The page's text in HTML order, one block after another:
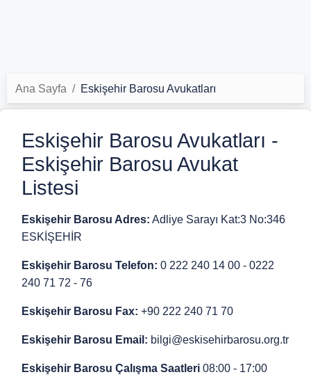
Ana Sayfa Eskişehir Barosu Avukatları
Eskişehir Barosu Avukatları -
Eskişehir Barosu Avukat
Listesi
Eskişehir Barosu Adres: Adliye Sarayı Kat:3 No:346
ESKİŞEHİR
Eskişehir Barosu Telefon: 0 222 240 14 00 - 0222
240 71 72 - 76
Eskişehir Barosu Fax: +90 222 240 71 70
Eskişehir Barosu Email: bilgi@eskisehirbarosu.org.tr
Eskişehir Barosu Çalışma Saatleri 08:00 - 17:00